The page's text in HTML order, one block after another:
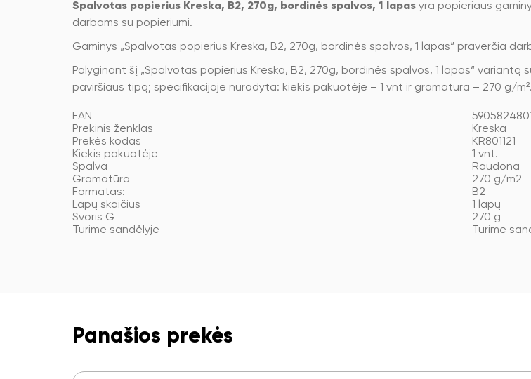
Spalvotas popierius Kreska, B2, 270g, bordinės spalvos, 1 lapas yra popieriaus
darbams su popieriumi.
Gaminys „Spalvotas popierius Kreska, B2, 270g, bordinės spalvos, 1 lapas“ praverčia
Palyginant šį „Spalvotas popierius Kreska, B2, 270g, bordinės spalvos, 1 lapas“
paviršiaus tipą; specifikacijoje nurodyta: kiekis pakuotėje – 1 vnt ir gramatūra – 270 g/m².
EAN
Prekinis ženklas
Kreska
Prekės kodas
KR801121
Kiekis pakuotėje
1 vnt.
Spalva
Raudona
Gramatūra
270 g/m2
Formatas:
B2
Lapų skaičius
1 lapų
Svoris G
270 g
Turime sandėlyje
Turime
Panašios prekės